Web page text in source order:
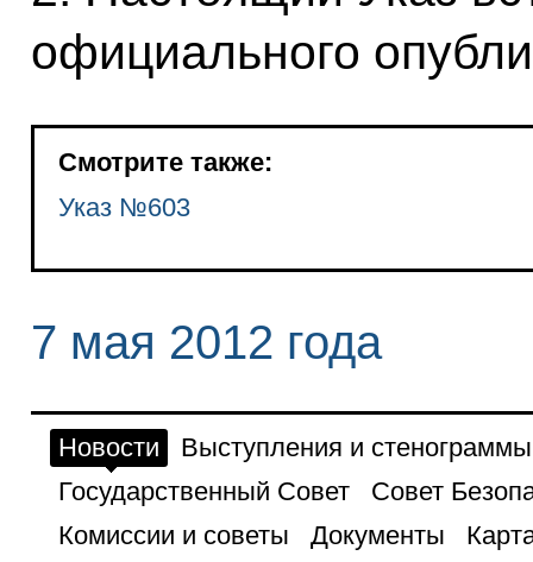
официального
Смотрите также:
Указ №603
7 мая 2012 года
Новости
Выступления и стенограммы
Государственный Совет
Совет
Комиссии и советы
Документы